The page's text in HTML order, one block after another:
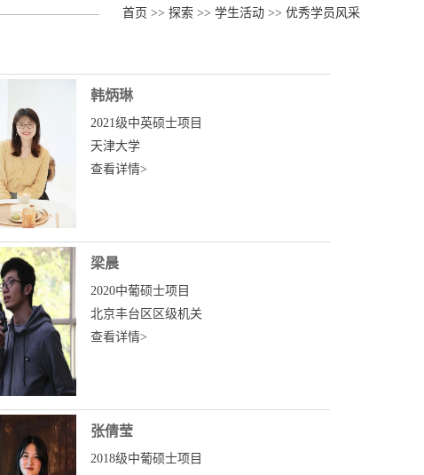
首页 >> 探索 >> 学生活动 >> 优秀学员风采
韩炳琳
2021级中英硕士项目
天津大学
查看详情>
梁晨
2020中葡硕士项目
北京丰台区区级机关
查看详情>
张倩莹
2018级中葡硕士项目